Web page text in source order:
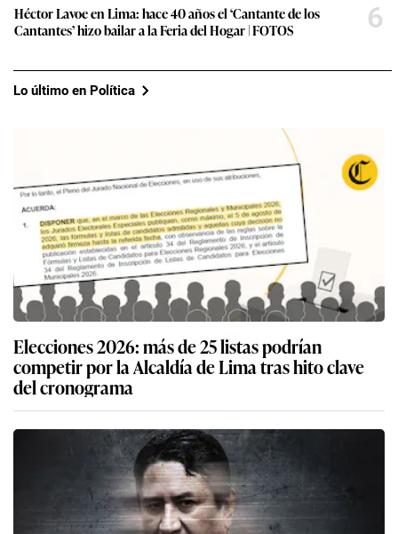
Héctor Lavoe en Lima: hace 40 años el ‘Cantante de los
Cantantes’ hizo bailar a la Feria del Hogar | FOTOS
6
Lo último en Política
Elecciones 2026: más de 25 listas podrían
competir por la Alcaldía de Lima tras hito clave
del cronograma